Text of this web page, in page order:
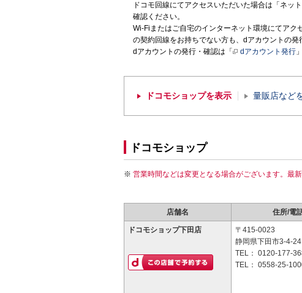
ドコモ回線にてアクセスいただいた場合は「ネッ
確認ください。
Wi-Fiまたはご自宅のインターネット環境にてア
の契約回線をお持ちでない方も、dアカウントの発
dアカウントの発行・確認は「
dアカウント発行
ドコモショップを表示 量販店など
ドコモショップ
営業時間などは変更となる場合がございます。最
店舗名 住所/電
ドコモショップ下田店
〒415-0023
静岡県下田市3-4-24
TEL： 0120-177-
TEL： 0558-25-